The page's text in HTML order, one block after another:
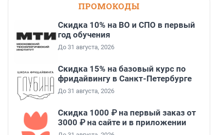
ПРОМОКОДЫ
Скидка 10% на ВО и СПО в первый
год обучения
До 31 августа, 2026
Скидка 15% на базовый курс по
фридайвингу в Санкт-Петербурге
До 31 августа, 2026
Скидка 1000 ₽ на первый заказ от
3000 ₽ на сайте и в приложении